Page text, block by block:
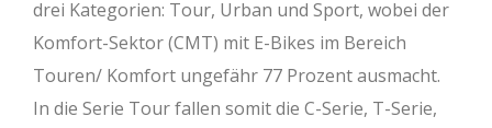
drei Kategorien: Tour, Urban und Sport, wobei der
Komfort-Sektor (CMT) mit E-Bikes im Bereich
Touren/ Komfort ungefähr 77 Prozent ausmacht.
In die Serie Tour fallen somit die C-Serie, T-Serie,